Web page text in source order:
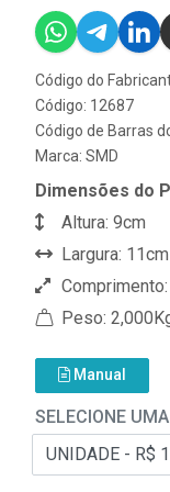
Código do
Código: 12687
Código de Barras
Marca: SMD
Dimensões do
Altura: 9cm
Largura: 11cm
Peso:
Manual
SELECIONE